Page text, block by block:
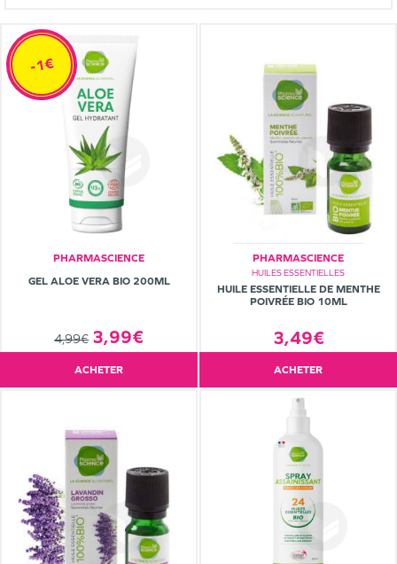
PHARMASCIENCE
GEL ALOE VERA BIO 200ML
4,99€ 3,99€
-1€
ACHETER
PHARMASCIENCE
HUILES ESSENTIELLES
HUILE ESSENTIELLE DE MENTHE
POIVRÉE BIO 10ML
3,49€
ACHETER